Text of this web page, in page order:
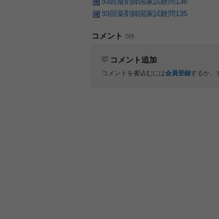
93回薬剤師国家試験問135
コメント 0件
コメント追加
コメントを書込むには会員登録するか、